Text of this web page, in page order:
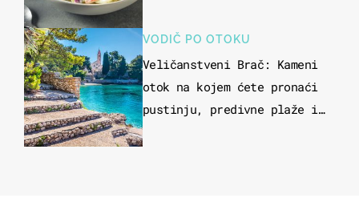
VODIČ PO OTOKU
Veličanstveni Brač: Kameni
otok na kojem ćete pronaći
pustinju, predivne plaže i